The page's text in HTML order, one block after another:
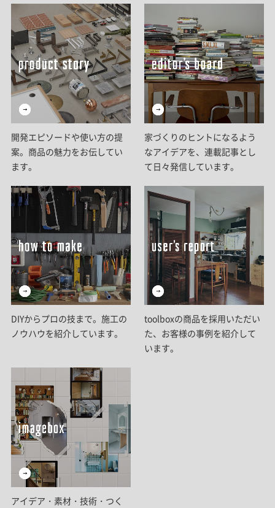
開発エピソードや使い方の提
案。商品の魅力をお伝してい
ます。
家づくりのヒントになるよう
なアイデアを、連載記事とし
て日々発信しています。
DIYからプロの技まで。施工の
ノウハウを紹介しています。
toolboxの商品を採用いただい
た、お客様の事例を紹介して
います。
アイデア・素材・技術・つく